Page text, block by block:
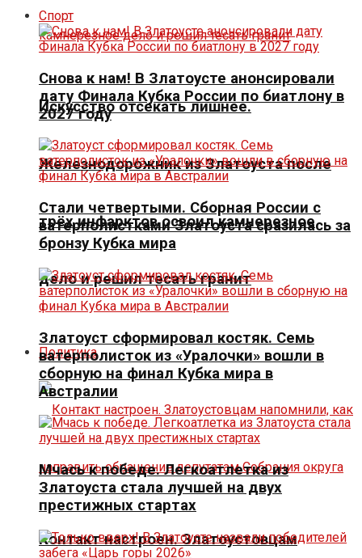
Искусство отсекать лишнее.
Железнодорожник из Златоуста после
трёх инфарктов освоил камнерезное
дело и решил тесать гранит
Политика
Контакт настроен. Златоустовцам
Спорт
Снова к нам! В Златоусте анонсировали
дату Финала Кубка России по биатлону в
2027 году
Стали четвертыми. Сборная России с
ватерполистками Златоуста сразилась за
бронзу Кубка мира
Златоуст сформировал костяк. Семь
ватерполисток из «Уралочки» вошли в
сборную на финал Кубка мира в
Австралии
Мчась к победе. Легкоатлетка из
Златоуста стала лучшей на двух
престижных стартах